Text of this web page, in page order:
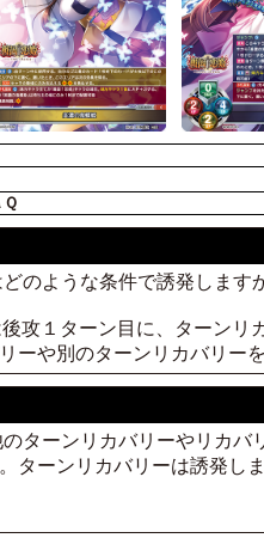
のような条件で誘発します
攻１ターン目に、ターン
ーや別のターンリカバリー
ターンリカバリーやリカ
ターンリカバリーは誘発し